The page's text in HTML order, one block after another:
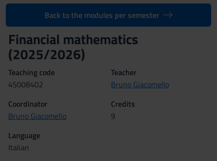
Back to the modules per semester
Financial mathematics
(2025/2026)
Teaching code
4S008402
Teacher
Bruno Giacomello
Coordinator
Bruno Giacomello
Credits
9
Language
Italian